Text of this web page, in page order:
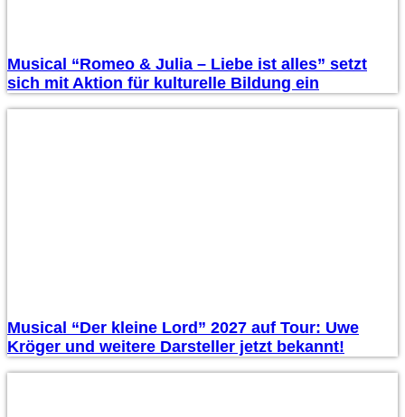
Musical “Romeo & Julia – Liebe ist alles” setzt
sich mit Aktion für kulturelle Bildung ein
Musical “Der kleine Lord” 2027 auf Tour: Uwe
Kröger und weitere Darsteller jetzt bekannt!